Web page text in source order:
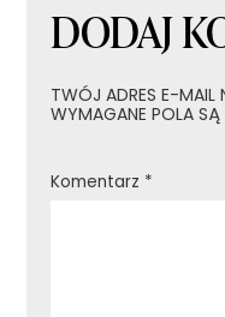
DODAJ
TWÓJ ADRES E-MAIL
WYMAGANE POLA
Komentarz *